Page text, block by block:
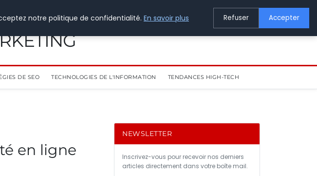
DE SEO TECHNOLOGIES DE L'INFORMATION TENDANCES HIGH-TECH
en ligne
NEWSLETTER
Inscrivez-vous pour recevoir nos derniers
articles directement dans votre boîte mail.
notre politique de confidentialité. En savoir plus Refuser Accepter